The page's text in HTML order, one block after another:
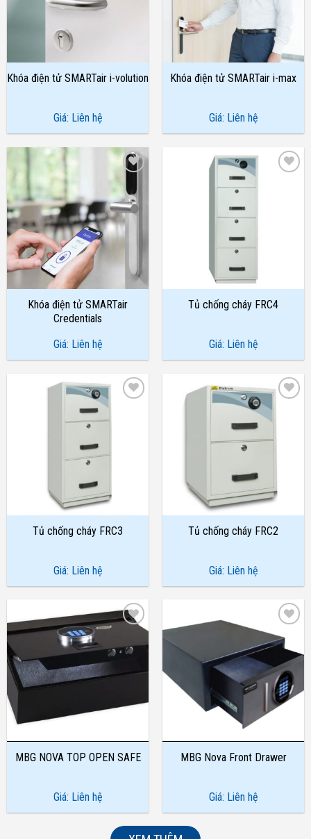
Khóa điện tử SMARTair i-volution
Giá: Liên hệ
Khóa điện tử SMARTair i-max
Giá: Liên hệ
Add to
Wishlist
Khóa điện tử SMARTair
Credentials
Giá: Liên hệ
Tủ chống cháy FRC4
Giá: Liên hệ
Tủ chống cháy FRC3
Giá: Liên hệ
Wishlist
Tủ chống cháy FRC2
Giá: Liên hệ
MBG NOVA TOP OPEN SAFE
Giá: Liên hệ
Add to
Wishlist
MBG Nova Front Drawer
Giá: Liên hệ